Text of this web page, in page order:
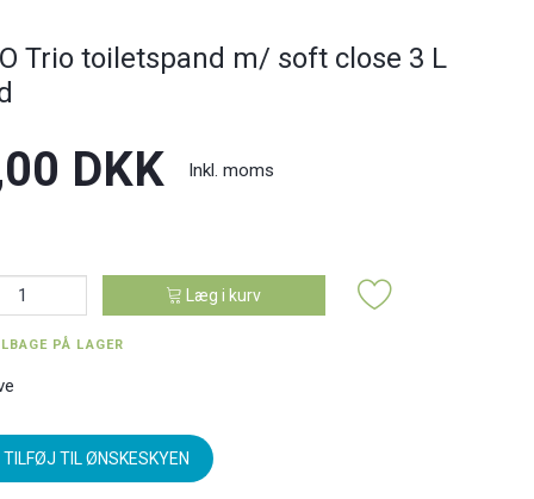
Trio toiletspand m/ soft close 3 L
DKK Inkl. moms
Læg i kurv
PÅ LAGER
TILFØJ TIL ØNSKESKYEN